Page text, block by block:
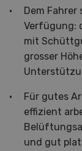
Dem
Verfügung:
mit
grosser
Für gutes
effizient
und gut